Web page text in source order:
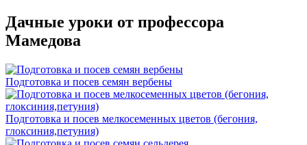
Дачные уроки от профессора
Мамедова
Подготовка и посев семян вербены
Подготовка и посев мелкосеменных цветов (бегония,
глоксиния,петуния)